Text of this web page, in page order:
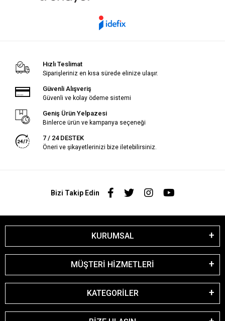
Hızlı Teslimat
Siparişleriniz en kısa sürede elinize ulaşır.
Güvenli Alışveriş
Güvenli ve kolay ödeme sistemi
Geniş Ürün Yelpazesi
Binlerce ürün ve kampanya seçeneği
7 / 24 DESTEK
Öneri ve şikayetlerinizi bize iletebilirsiniz.
Bizi Takip Edin
KURUMSAL
MÜŞTERİ HİZMETLERİ
KATEGORİLER